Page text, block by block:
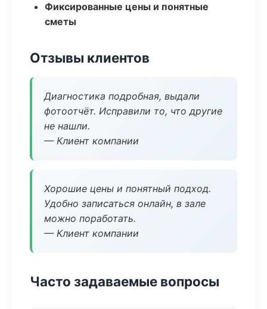
Фиксированные цены и понятные
сметы
Отзывы клиентов
Диагностика подробная, выдали
фотоотчёт. Исправили то, что другие
не нашли.
— Клиент компании
Хорошие цены и понятный подход.
Удобно записаться онлайн, в зале
можно поработать.
— Клиент компании
Часто задаваемые вопросы